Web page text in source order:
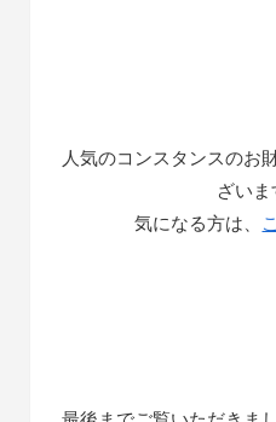
人気のコンスタンスのお
ざい
気になる方は、